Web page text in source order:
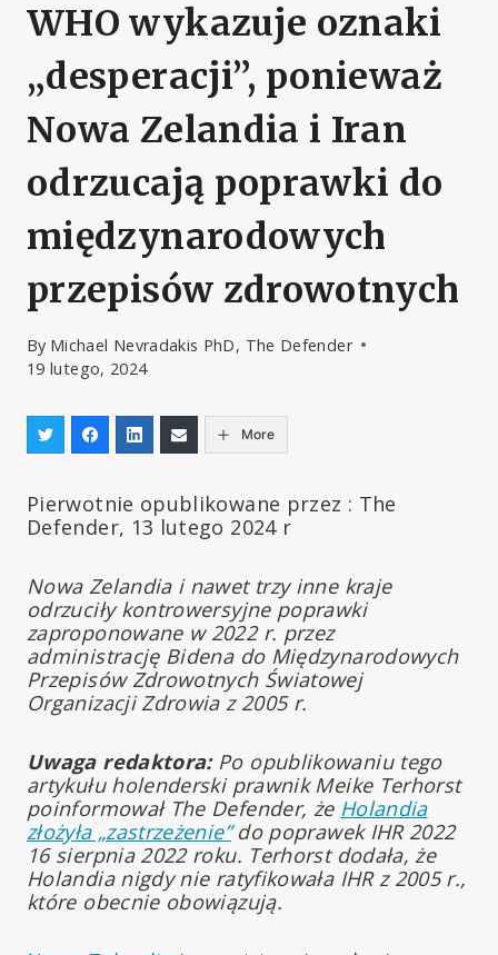
WHO wykazuje oznaki
„desperacji”, ponieważ
Nowa Zelandia i Iran
odrzucają poprawki do
międzynarodowych
przepisów zdrowotnych
By Michael Nevradakis PhD, The Defender
19 lutego, 2024
More
Pierwotnie opublikowane przez : The
Defender, 13 lutego 2024 r
Nowa Zelandia i nawet trzy inne kraje
odrzuciły kontrowersyjne poprawki
zaproponowane w 2022 r. przez
administrację Bidena do Międzynarodowych
Przepisów Zdrowotnych Światowej
Organizacji Zdrowia z 2005 r.
Uwaga redaktora:Po opublikowaniu tego
artykułu holenderski prawnik Meike Terhorst
poinformował The Defender, że Holandia
złożyła „zastrzeżenie”do poprawek IHR 2022
16 sierpnia 2022 roku. Terhorst dodała, że
Holandia nigdy nie ratyfikowała IHR z 2005 r.,
które obecnie obowiązują.